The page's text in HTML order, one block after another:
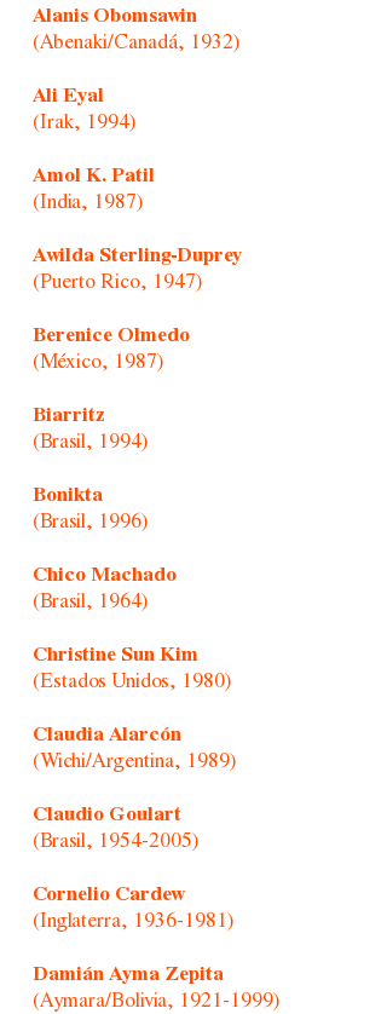
Alanis Obomsawin
(Abenaki/Canadá, 1932)
Ali Eyal
(Irak, 1994)
Amol K. Patil
(India, 1987)
Awilda Sterling-Duprey
(Puerto Rico, 1947)
Berenice Olmedo
(México, 1987)
Biarritz
(Brasil, 1994)
Bonikta
(Brasil, 1996)
Chico Machado
(Brasil, 1964)
Christine Sun Kim
(Estados Unidos, 1980)
Claudia Alarcón
(Wichi/Argentina, 1989)
Claudio Goulart
(Brasil, 1954-2005)
Cornelio Cardew
(Inglaterra, 1936-1981)
Damián Ayma Zepita
(Aymara/Bolivia, 1921-1999)